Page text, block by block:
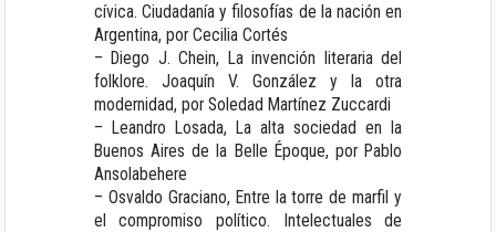
cívica. Ciudadanía y filosofías de la nación en
Argentina, por Cecilia Cortés
– Diego J. Chein, La invención literaria del
folklore. Joaquín V. González y la otra
modernidad, por Soledad Martínez Zuccardi
– Leandro Losada, La alta sociedad en la
Buenos Aires de la Belle Époque, por Pablo
Ansolabehere
– Osvaldo Graciano, Entre la torre de marfil y
el compromiso político. Intelectuales de